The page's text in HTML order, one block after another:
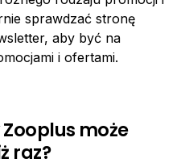
sprawdzać stronę
aby być na
i ofertami.
może
raz?